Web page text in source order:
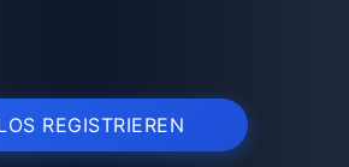
REGISTRIEREN